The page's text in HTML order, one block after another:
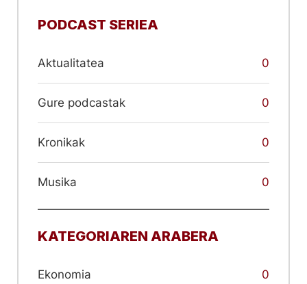
PODCAST SERIEA
Aktualitatea 0
Gure podcastak 0
Kronikak 0
Musika 0
KATEGORIAREN ARABERA
Ekonomia 0